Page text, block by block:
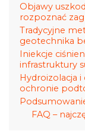
Objawy
rozpoznać
Tradycyjne
geotechnika
Iniekcje
infrastruktury
Hydroizolacja
ochronie
FAQ –